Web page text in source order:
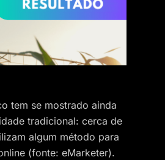
tem se mostrado ainda
tradicional: cerca de
algum método para
(fonte: eMarketer).